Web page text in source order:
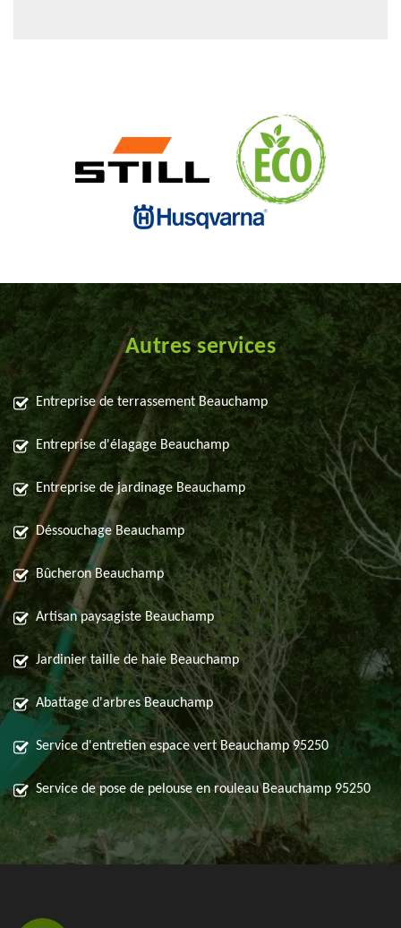
Autres services
Entreprise de terrassement Beauchamp
Entreprise d'élagage Beauchamp
Entreprise de jardinage Beauchamp
Déssouchage Beauchamp
Bûcheron Beauchamp
Artisan paysagiste Beauchamp
Jardinier taille de haie Beauchamp
Abattage d'arbres Beauchamp
Service d'entretien espace vert Beauchamp 95250
Service de pose de pelouse en rouleau Beauchamp 95250